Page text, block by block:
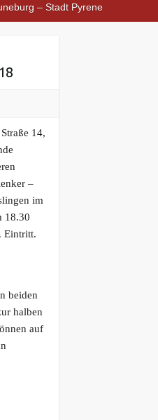
– Stadt Pyrene
14,
–
im
18.30
Eintritt.
beiden
halben
auf